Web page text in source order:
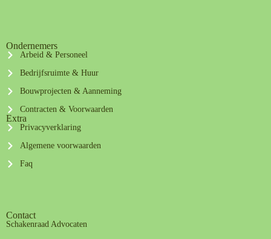
Ondernemers
Arbeid & Personeel
Bedrijfsruimte & Huur
Bouwprojecten & Aanneming
Contracten & Voorwaarden
Extra
Privacyverklaring
Algemene voorwaarden
Faq
Contact
Schakenraad Advocaten